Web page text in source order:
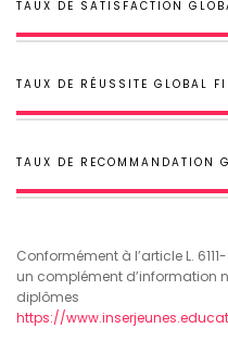
TAUX DE SATISFACTION
TAUX DE RÉUSSITE GLOBAL
TAUX DE RECOMMANDATION
Conformément à l’article L.
un complément d’information
diplômes
https://